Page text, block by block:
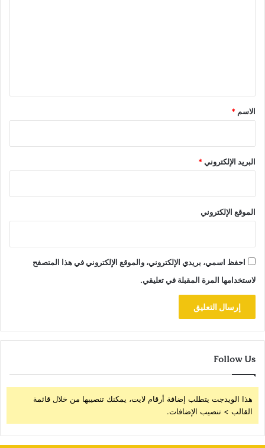
*
الاسم *
البريد الإلكتروني*
الموقع الإلكتروني
احفظ اسمي، بريدي الإلكتروني، والموقع الإلكتروني في هذا المتصفح
لاستخدامها المرة المقبلة في تعليقي.
Follow Us
هذا الويدجت يتطلب إضافة أرقام لايت، يمكنك تنصيبها من خلال قائمة
القالب > تنصيب الإضافات.